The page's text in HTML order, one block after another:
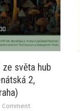
světa hub
2,
Comment